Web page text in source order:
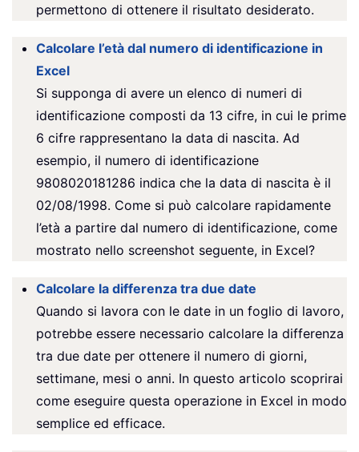
permettono di ottenere il risultato desiderato.
Calcolare l’età dal numero di identificazione in
Excel
Si supponga di avere un elenco di numeri di
identificazione composti da 13 cifre, in cui le prime
6 cifre rappresentano la data di nascita. Ad
esempio, il numero di identificazione
9808020181286 indica che la data di nascita è il
02/08/1998. Come si può calcolare rapidamente
l’età a partire dal numero di identificazione, come
mostrato nello screenshot seguente, in Excel?
Calcolare la differenza tra due date
Quando si lavora con le date in un foglio di lavoro,
potrebbe essere necessario calcolare la differenza
tra due date per ottenere il numero di giorni,
settimane, mesi o anni. In questo articolo scoprirai
come eseguire questa operazione in Excel in modo
semplice ed efficace.